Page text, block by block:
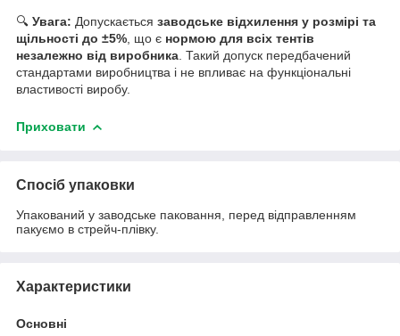
🔍 Увага: Допускається заводське відхилення у розмірі та
щільності до ±5% , що є нормою для всіх тентів
незалежно від виробника . Такий допуск передбачений
стандартами виробництва і не впливає на функціональні
властивості виробу.
Приховати
Спосіб упаковки
Упакований у заводське паковання, перед відправленням
пакуємо в стрейч-плівку.
Характеристики
Основні